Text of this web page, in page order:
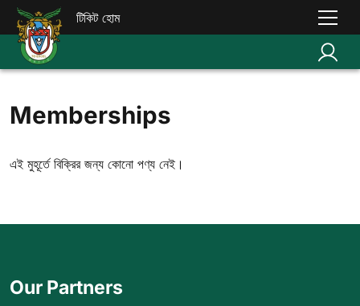
টিকিট হোম
Memberships
এই মুহূর্তে বিক্রির জন্য কোনো পণ্য নেই।
Our Partners